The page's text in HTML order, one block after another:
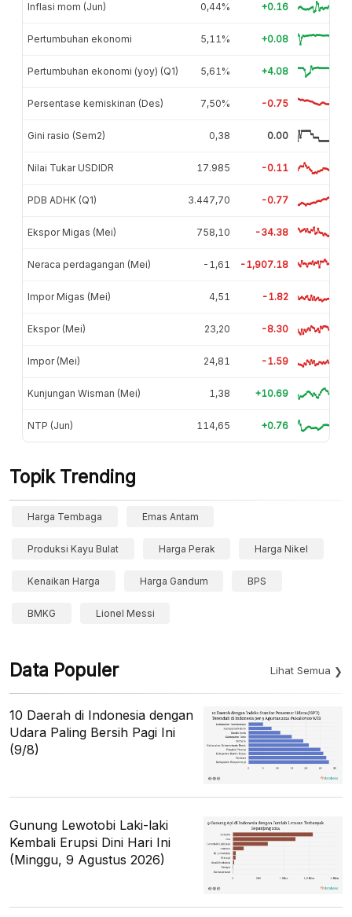
Inflasi mom (Jun) 0,44% +0.16
Pertumbuhan ekonomi 5,11% +0.08
Pertumbuhan ekonomi (yoy) (Q1) 5,61% +4.08
Persentase kemiskinan (Des) 7,50% -0.75
Gini rasio (Sem2) 0,38 0.00
Nilai Tukar USDIDR 17.985 -0.11
PDB ADHK (Q1) 3.447,70 -0.77
Ekspor Migas (Mei) 758,10 -34.38
Neraca perdagangan (Mei) -1,61 -1,907.18
Impor Migas (Mei) 4,51 -1.82
Ekspor (Mei) 23,20 -8.30
Impor (Mei) 24,81 -1.59
Kunjungan Wisman (Mei) 1,38 +10.69
NTP (Jun) 114,65 +0.76
Topik Trending
Harga Tembaga Emas Antam
Produksi Kayu Bulat Harga Perak Harga Nikel
Kenaikan Harga Harga Gandum BPS
BMKG Lionel Messi
Data Populer Lihat Semua
10 Daerah di Indonesia dengan
Udara Paling Bersih Pagi Ini
(9/8)
Gunung Lewotobi Laki-laki
Kembali Erupsi Dini Hari Ini
(Minggu, 9 Agustus 2026)